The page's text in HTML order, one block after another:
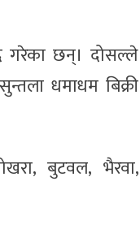
गरेका छन्। दोसल्ले
धमाधम बिक्री
बुटवल, भैरवा,